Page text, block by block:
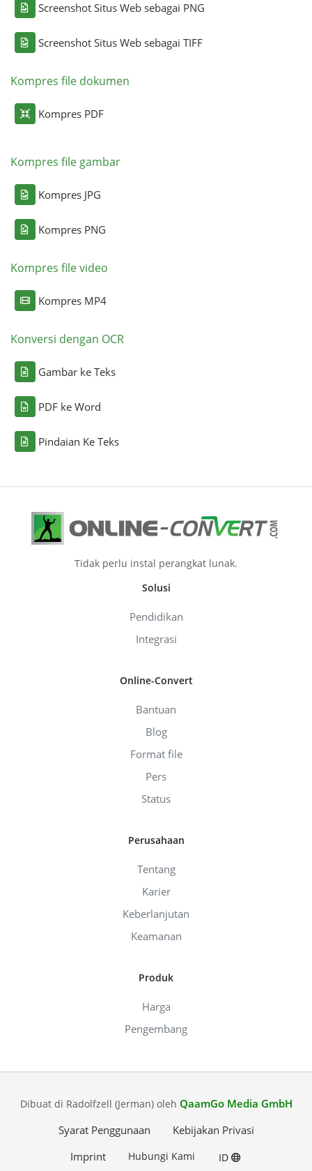
Screenshot Situs Web sebagai PNG
Screenshot Situs Web sebagai TIFF
Kompres file dokumen
Kompres PDF
Kompres file gambar
Kompres JPG
Kompres PNG
Kompres file video
Kompres MP4
Konversi dengan OCR
Gambar ke Teks
PDF ke Word
Pindaian Ke Teks
Tidak perlu instal perangkat lunak.
Solusi
Pendidikan
Integrasi
Online-Convert
Bantuan
Blog
Format file
Pers
Status
Perusahaan
Tentang
Karier
Keberlanjutan
Keamanan
Produk
Harga
Pengembang
Dibuat di Radolfzell (Jerman) oleh QaamGo Media GmbH
Syarat Penggunaan
Kebijakan Privasi
Imprint
Hubungi Kami ID